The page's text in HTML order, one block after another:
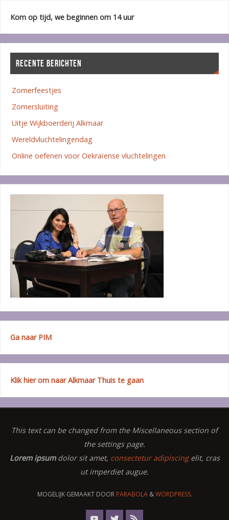
Kom op tijd, we beginnen om 14 uur
RECENTE BERICHTEN
Zomerfeestjes
Zomersluiting
Uitje Wijkboerderij Alkmaar
Wereldvluchtelingendag
Online oefenen voor Oekraïense vluchtelingen
Ga naar PIM
Klik hier om naar Alkmaar Thuis te gaan
This text can be changed from the Miscellaneous section of
the settings page.
Lorem ipsumdolor sit amet, consectetur adipiscingelit, cras
ut imperdiet augue.
MOGELIJK GEMAAKT DOOR PARABOLA&WORDPRESS.